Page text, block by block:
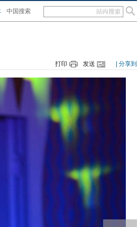
中国搜索
打印 发送 | 分享到